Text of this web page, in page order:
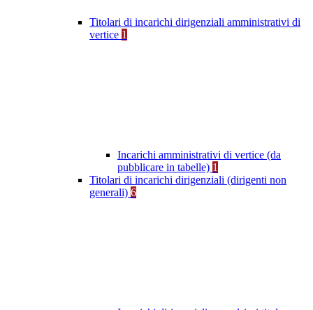
Titolari di incarichi dirigenziali amministrativi di
vertice 1
Incarichi amministrativi di vertice (da
pubblicare in tabelle) 1
Titolari di incarichi dirigenziali (dirigenti non
generali) 6